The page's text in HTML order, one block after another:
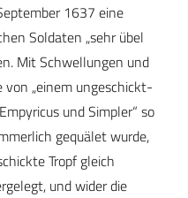
1637 eine
Soldaten „sehr übel
Mit Schwellungen und
„einem ungeschickt-
und Simpler“ so
gequälet wurde,
Tropf gleich
und wider die